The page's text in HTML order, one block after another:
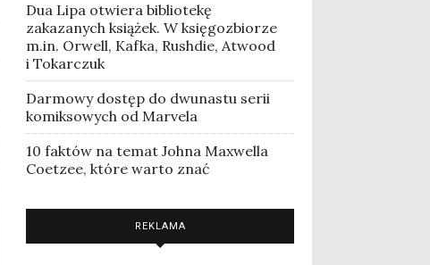
Dua Lipa otwiera bibliotekę
zakazanych książek. W księgozbiorze
m.in. Orwell, Kafka, Rushdie, Atwood
i Tokarczuk
Darmowy dostęp do dwunastu serii
komiksowych od Marvela
10 faktów na temat Johna Maxwella
Coetzee, które warto znać
REKLAMA